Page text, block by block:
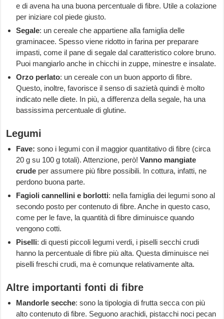
e di avena ha una buona percentuale di fibre. Utile a colazione
per iniziare col piede giusto.
Segale: un cereale che appartiene alla famiglia delle
graminacee. Spesso viene ridotto in farina per preparare
impasti, come il pane di segale dal caratteristico colore bruno.
Puoi mangiarlo anche in chicchi in zuppe, minestre e insalate.
Orzo perlato: un cereale con un buon apporto di fibre.
Questo, inoltre, favorisce il senso di sazietà quindi è molto
indicato nelle diete. In più, a differenza della segale, ha una
bassissima percentuale di glutine.
Legumi
Fave:sono i legumi con il maggior quantitativo di fibre (circa
20 g su 100 g totali). Attenzione, però!Vanno mangiate
crude per assumere più fibre possibili. In cottura, infatti, ne
perdono buona parte.
Fagioli cannellini e borlotti: nella famiglia dei legumi sono al
secondo posto per contenuto di fibre. Anche in questo caso,
come per le fave, la quantità di fibre diminuisce quando
vengono cotti.
Piselli: di questi piccoli legumi verdi, i piselli secchi crudi
hanno la percentuale di fibre più alta. Questa diminuisce nei
piselli freschi crudi, ma è comunque relativamente alta.
Altre importanti fonti di fibre
Mandorle secche: sono la tipologia di frutta secca con più
alto contenuto di fibre. Seguono arachidi, pistacchi noci pecan